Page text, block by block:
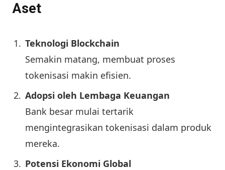
Aset
Teknologi Blockchain
Semakin matang, membuat proses
tokenisasi makin efisien.
Adopsi oleh Lembaga Keuangan
Bank besar mulai tertarik
mengintegrasikan tokenisasi dalam produk
mereka.
Potensi Ekonomi Global